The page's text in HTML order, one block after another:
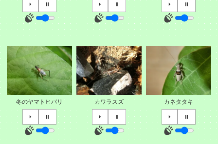
⏵ ⏸ ⏵ ⏸ ⏵ ⏸
冬のヤマトヒバリ
⏵ ⏸
カワラスズ
⏵ ⏸
カネタタキ
⏵ ⏸